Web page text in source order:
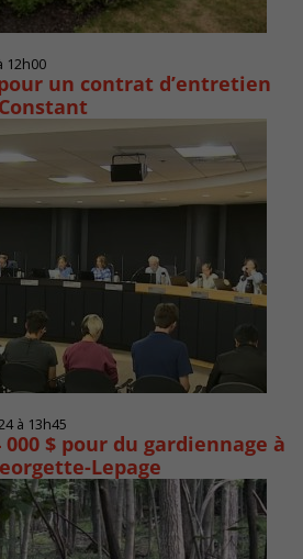
12h00
un contrat d’entretien
à 13h45
000 $ pour du gardiennage à
Lepage